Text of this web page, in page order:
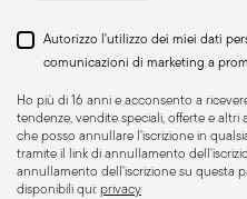
Adatto al lavaggio in
lavastoviglie
Autorizzo l'utilizzo dei miei dati
comunicazioni di marketing a
Ho più di 16 anni e acconsento a
tendenze, vendite speciali, offerte e
che posso annullare l'iscrizione in
tramite il link di annullamento
annullamento dell'iscrizione su questa
disponibili qui:privacy